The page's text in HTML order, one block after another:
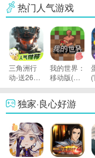
热门人气游戏
三角洲行
动-送2600
限时三角券
我的世界：
移动版(官
服)
独家·良心好游